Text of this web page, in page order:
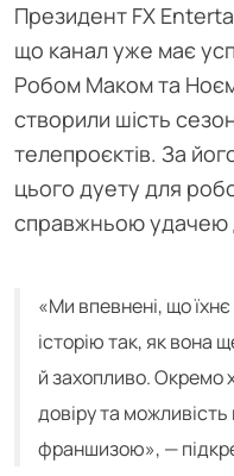
Президент FX
що канал уже має
Робом Маком та
створили шість
телепроєктів. За
цього дуету для
справжньою удачею
«Ми впевнені, що
історію так, як вона
й захопливо. Окремо
довіру та
франшизою», —